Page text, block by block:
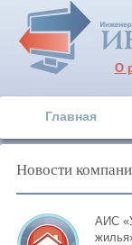
О
Главная
Новости
АИС